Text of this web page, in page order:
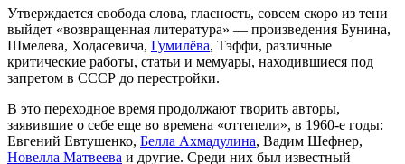
Утверждается свобода слова, гласность, совсем скоро из тени
выйдет «возвращенная литература» — произведения Бунина,
Шмелева, Ходасевича, Гумилёва, Тэффи, различные
критические работы, статьи и мемуары, находившиеся под
запретом в СССР до перестройки.
В это переходное время продолжают творить авторы,
заявившие о себе еще во времена «оттепели», в 1960-е годы:
Евгений Евтушенко, Белла Ахмадулина, Вадим Шефнер,
Новелла Матвеева и другие. Среди них был известный